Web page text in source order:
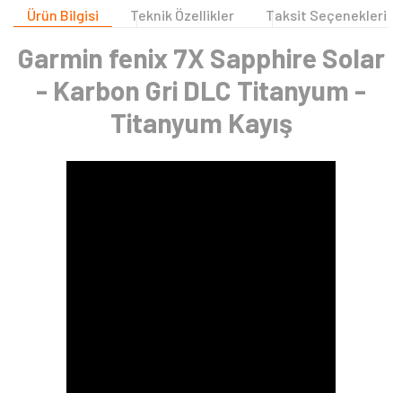
Ürün Bilgisi Teknik Özellikler Taksit Seçenekleri
Garmin fenix 7X Sapphire Solar
- Karbon Gri DLC Titanyum -
Titanyum Kayış